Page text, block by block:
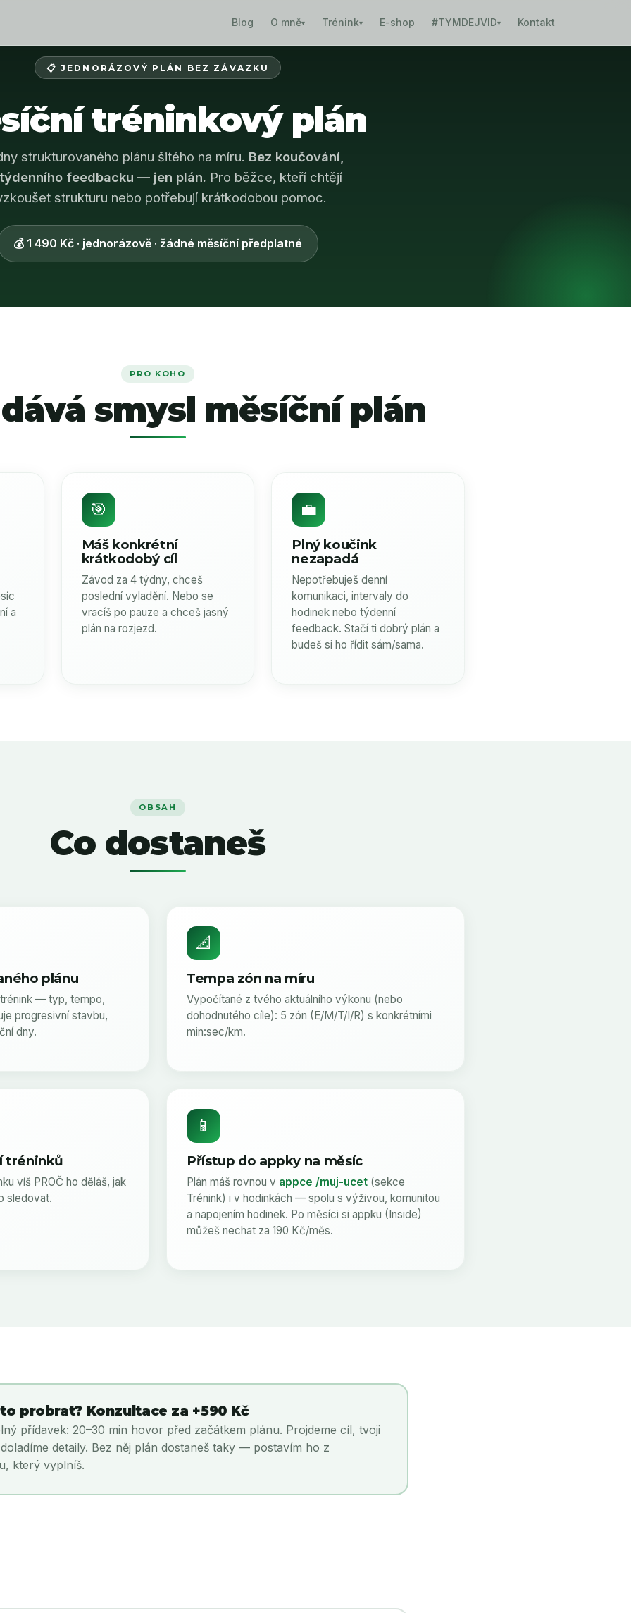
Blog O mně▾ Trénink▾ E-shop #TYMDEJVID▾ Kontakt
📋 JEDNORÁZOVÝ PLÁN BEZ ZÁVAZKU
tréninkový plán
strukturovaného plánu šitého na míru. Bez koučování,
feedbacku — jen plán. Pro běžce, kteří chtějí
strukturu nebo potřebují krátkodobou pomoc.
💰 1 490 Kč · jednorázově · žádné měsíční předplatné
PRO KOHO
smysl měsíční plán
a
🎯
Máš konkrétní
krátkodobý cíl
Závod za 4 týdny, chceš
poslední vyladění. Nebo se
vracíš po pauze a chceš jasný
plán na rozjezd.
💼
Plný koučink
nezapadá
Nepotřebuješ denní
komunikaci, intervaly do
hodinek nebo týdenní
feedback. Stačí ti dobrý plán a
budeš si ho řídit sám/sama.
OBSAH
Co dostaneš
plánu
— typ, tempo,
progresivní stavbu,
dny.
📐
Tempa zón na míru
Vypočítané z tvého aktuálního výkonu (nebo
dohodnutého cíle): 5 zón (E/M/T/I/R) s konkrétními
min:sec/km.
tréninků
víš PROČ ho děláš, jak
sledovat.
📱
Přístup do appky na měsíc
Plán máš rovnou v appce /muj-ucet (sekce
Trénink) i v hodinkách — spolu s výživou, komunitou
a napojením hodinek. Po měsíci si appku (Inside)
můžeš nechat za 190 Kč/měs.
probrat? Konzultace za +590 Kč
přídavek: 20–30 min hovor před začátkem plánu. Projdeme cíl, tvoji
detaily. Bez něj plán dostaneš taky — postavím ho z
který vyplníš.